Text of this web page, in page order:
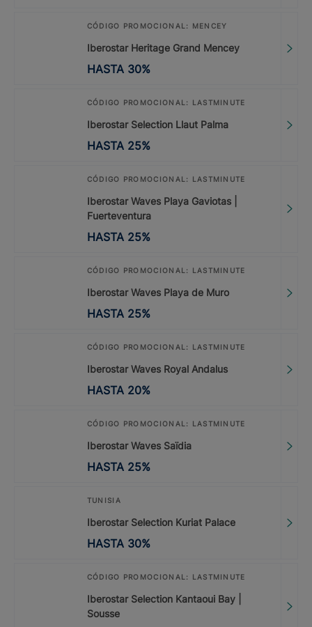
CÓDIGO PROMOCIONAL: MENCEY
Iberostar Heritage Grand Mencey
HASTA 30%
CÓDIGO PROMOCIONAL: LASTMINUTE
Iberostar Selection Llaut Palma
HASTA 25%
CÓDIGO PROMOCIONAL: LASTMINUTE
Iberostar Waves Playa Gaviotas |
Fuerteventura
HASTA 25%
CÓDIGO PROMOCIONAL: LASTMINUTE
Iberostar Waves Playa de Muro
HASTA 25%
CÓDIGO PROMOCIONAL: LASTMINUTE
Iberostar Waves Royal Andalus
HASTA 20%
CÓDIGO PROMOCIONAL: LASTMINUTE
Iberostar Waves Saïdia
HASTA 25%
TUNISIA
Iberostar Selection Kuriat Palace
HASTA 30%
CÓDIGO PROMOCIONAL: LASTMINUTE
Iberostar Selection Kantaoui Bay |
Sousse